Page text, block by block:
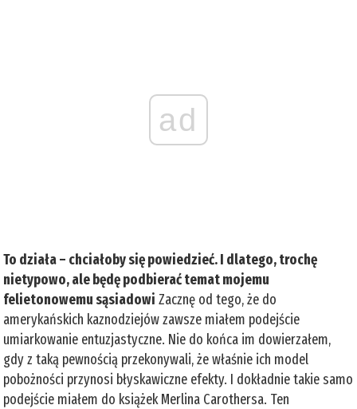
ad
To działa – chciałoby się powiedzieć. I dlatego, trochę
nietypowo, ale będę podbierać temat mojemu
felietonowemu sąsiadowi Zacznę od tego, że do
amerykańskich kaznodziejów zawsze miałem podejście
umiarkowanie entuzjastyczne. Nie do końca im dowierzałem,
gdy z taką pewnością przekonywali, że właśnie ich model
pobożności przynosi błyskawiczne efekty. I dokładnie takie samo
podejście miałem do książek Merlina Carothersa. Ten